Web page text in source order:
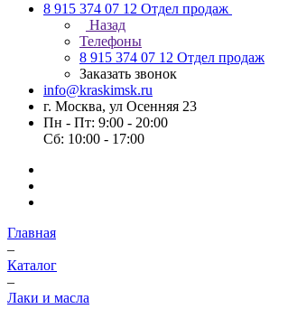
8 915 374 07 12 Отдел продаж
Назад
Телефоны
8 915 374 07 12 Отдел продаж
Заказать звонок
info@kraskimsk.ru
г. Москва, ул Осенняя 23
Пн - Пт: 9:00 - 20:00
Сб: 10:00 - 17:00
Главная
–
Каталог
–
Лаки и масла